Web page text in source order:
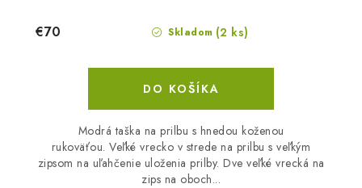
Skladom (2 ks)
€70
DO KOŠÍKA
Modrá taška na prilbu s hnedou koženou
rukoväťou. Veľké vrecko v strede na prilbu s veľkým
zipsom na uľahčenie uloženia prilby. Dve veľké vrecká na
zips na oboch...